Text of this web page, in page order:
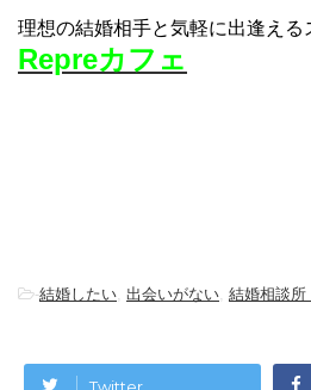
理想の結婚相手と気軽に出逢える
Repreカフェ
-結婚したい, 出会いがない, 結婚相談
Twitter